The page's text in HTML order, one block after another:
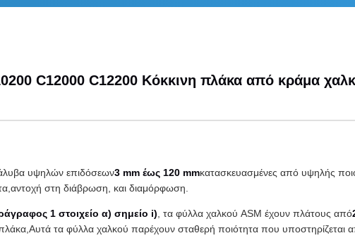
C12000 C12200 Κόκκινη πλάκα από κράμα
υψηλών επιδόσεων3 mm έως 120 mmκατασκευασμένες από υψηλής
στη διάβρωση, και διαμόρφωση.
1 στοιχείο α) σημείο i) , τα φύλλα χαλκού ASM έχουν πλάτους από
πλάκα,Αυτά τα φύλλα χαλκού παρέχουν σταθερή ποιότητα που υποστηρίζεται